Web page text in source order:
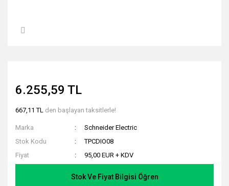
6.255,59 TL
667,11 TL den başlayan taksitlerle!
Marka
Schneider Electric
Stok Kodu
TPCDIO08
Fiyat
95,00 EUR + KDV
Stok Ve Fiyat Bilgisi Öğren